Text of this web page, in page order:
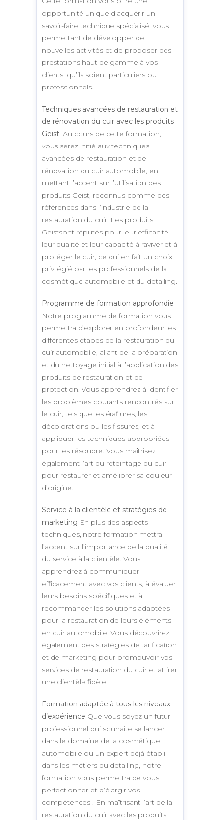
opportunité unique d’acquérir un
savoir-faire technique spécialisé, vous
permettant de développer de
nouvelles activités et de proposer des
prestations haut de gamme à vos
clients, qu’ils soient particuliers ou
professionnels.
Techniques avancées de restauration et
de rénovation du cuir avec les produits
Geist. Au cours de cette formation,
vous serez initié aux techniques
avancées de restauration et de
rénovation du cuir automobile, en
mettant l’accent sur l’utilisation des
produits Geist, reconnus comme des
références dans l’industrie de la
restauration du cuir. Les produits
Geistsont réputés pour leur efficacité,
leur qualité et leur capacité à raviver et à
protéger le cuir, ce qui en fait un choix
privilégié par les professionnels de la
cosmétique automobile et du detailing.
Programme de formation approfondie
Notre programme de formation vous
permettra d’explorer en profondeur les
différentes étapes de la restauration du
cuir automobile, allant de la préparation
et du nettoyage initial à l’application des
produits de restauration et de
protection. Vous apprendrez à identifier
les problèmes courants rencontrés sur
le cuir, tels que les éraflures, les
décolorations ou les fissures, et à
appliquer les techniques appropriées
pour les résoudre. Vous maîtrisez
également l’art du reteintage du cuir
pour restaurer et améliorer sa couleur
d’origine.
Service à la clientèle et stratégies de
marketing En plus des aspects
techniques, notre formation mettra
l’accent sur l’importance de la qualité
du service à la clientèle. Vous
apprendrez à communiquer
efficacement avec vos clients, à évaluer
leurs besoins spécifiques et à
recommander les solutions adaptées
pour la restauration de leurs éléments
en cuir automobile. Vous découvrirez
également des stratégies de tarification
et de marketing pour promouvoir vos
services de restauration du cuir et attirer
une clientèle fidèle.
Formation adaptée à tous les niveaux
d’expérience Que vous soyez un futur
professionnel qui souhaite se lancer
dans le domaine de la cosmétique
automobile ou un expert déjà établi
dans les métiers du detailing, notre
formation vous permettra de vous
perfectionner et d’élargir vos
compétences . En maîtrisant l’art de la
restauration du cuir avec les produits